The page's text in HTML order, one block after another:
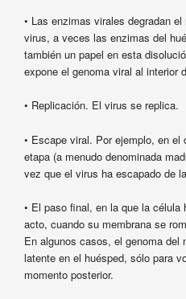
• Las enzimas virales degradan el
virus, a veces las enzimas del
también un papel en esta
expone el genoma viral al interior
• Replicación. El virus se replica.
• Escape viral. Por ejemplo, en
etapa (a menudo denominada
vez que el virus ha escapado de
• El paso final, en la que la célula
acto, cuando su membrana se
En algunos casos, el genoma del
latente en el huésped, sólo para
momento posterior.